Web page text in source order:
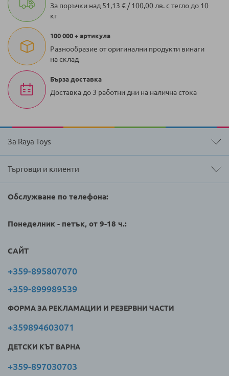
За поръчки над 51,13 € / 100,00 лв. с тегло до 10
кг
100 000 + артикула
Разнообразие от оригинални продукти винаги
на склад
Бърза доставка
Доставка до 3 работни дни на налична стока
За Raya Toys
Търговци и клиенти
Обслужване по телефона:
Понеделник - петък, от 9-18 ч.:
САЙТ
+359-895807070
+359-899989539
ФОРМА ЗА РЕКЛАМАЦИИ И РЕЗЕРВНИ ЧАСТИ
+359894603071
ДЕТСКИ КЪТ ВАРНА
+359-897030703